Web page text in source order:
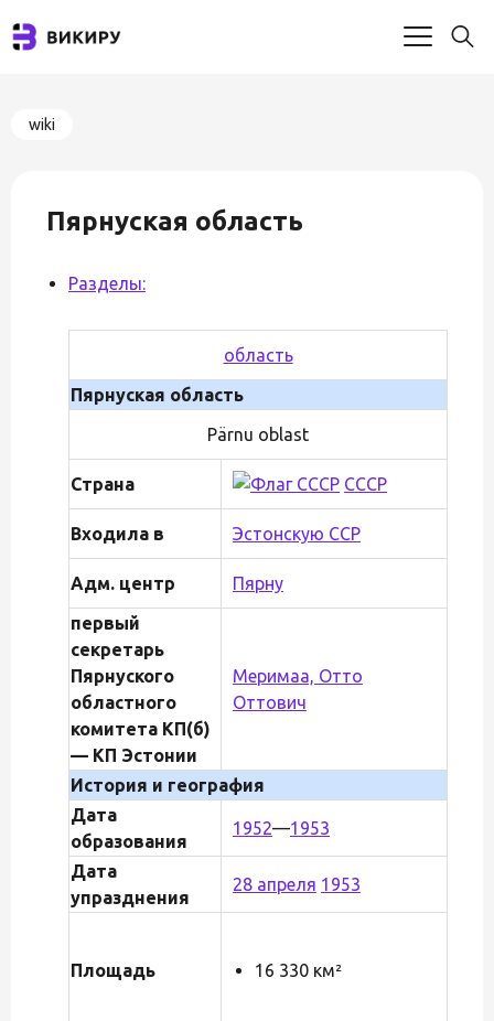
wiki
Пярнуская область
Разделы:
область
Пярнуская область
Pärnu oblast
Страна СССР
Входила в Эстонскую ССР
Адм. центр
Пярну
первый
секретарь
Пярнуского
областного
комитета КП(б)
— КП Эстонии
Меримаа, Отто
Оттович
История и география
Дата
образования
1952—1953
Дата
упразднения
28 апреля 1953
Площадь 16 330 км²